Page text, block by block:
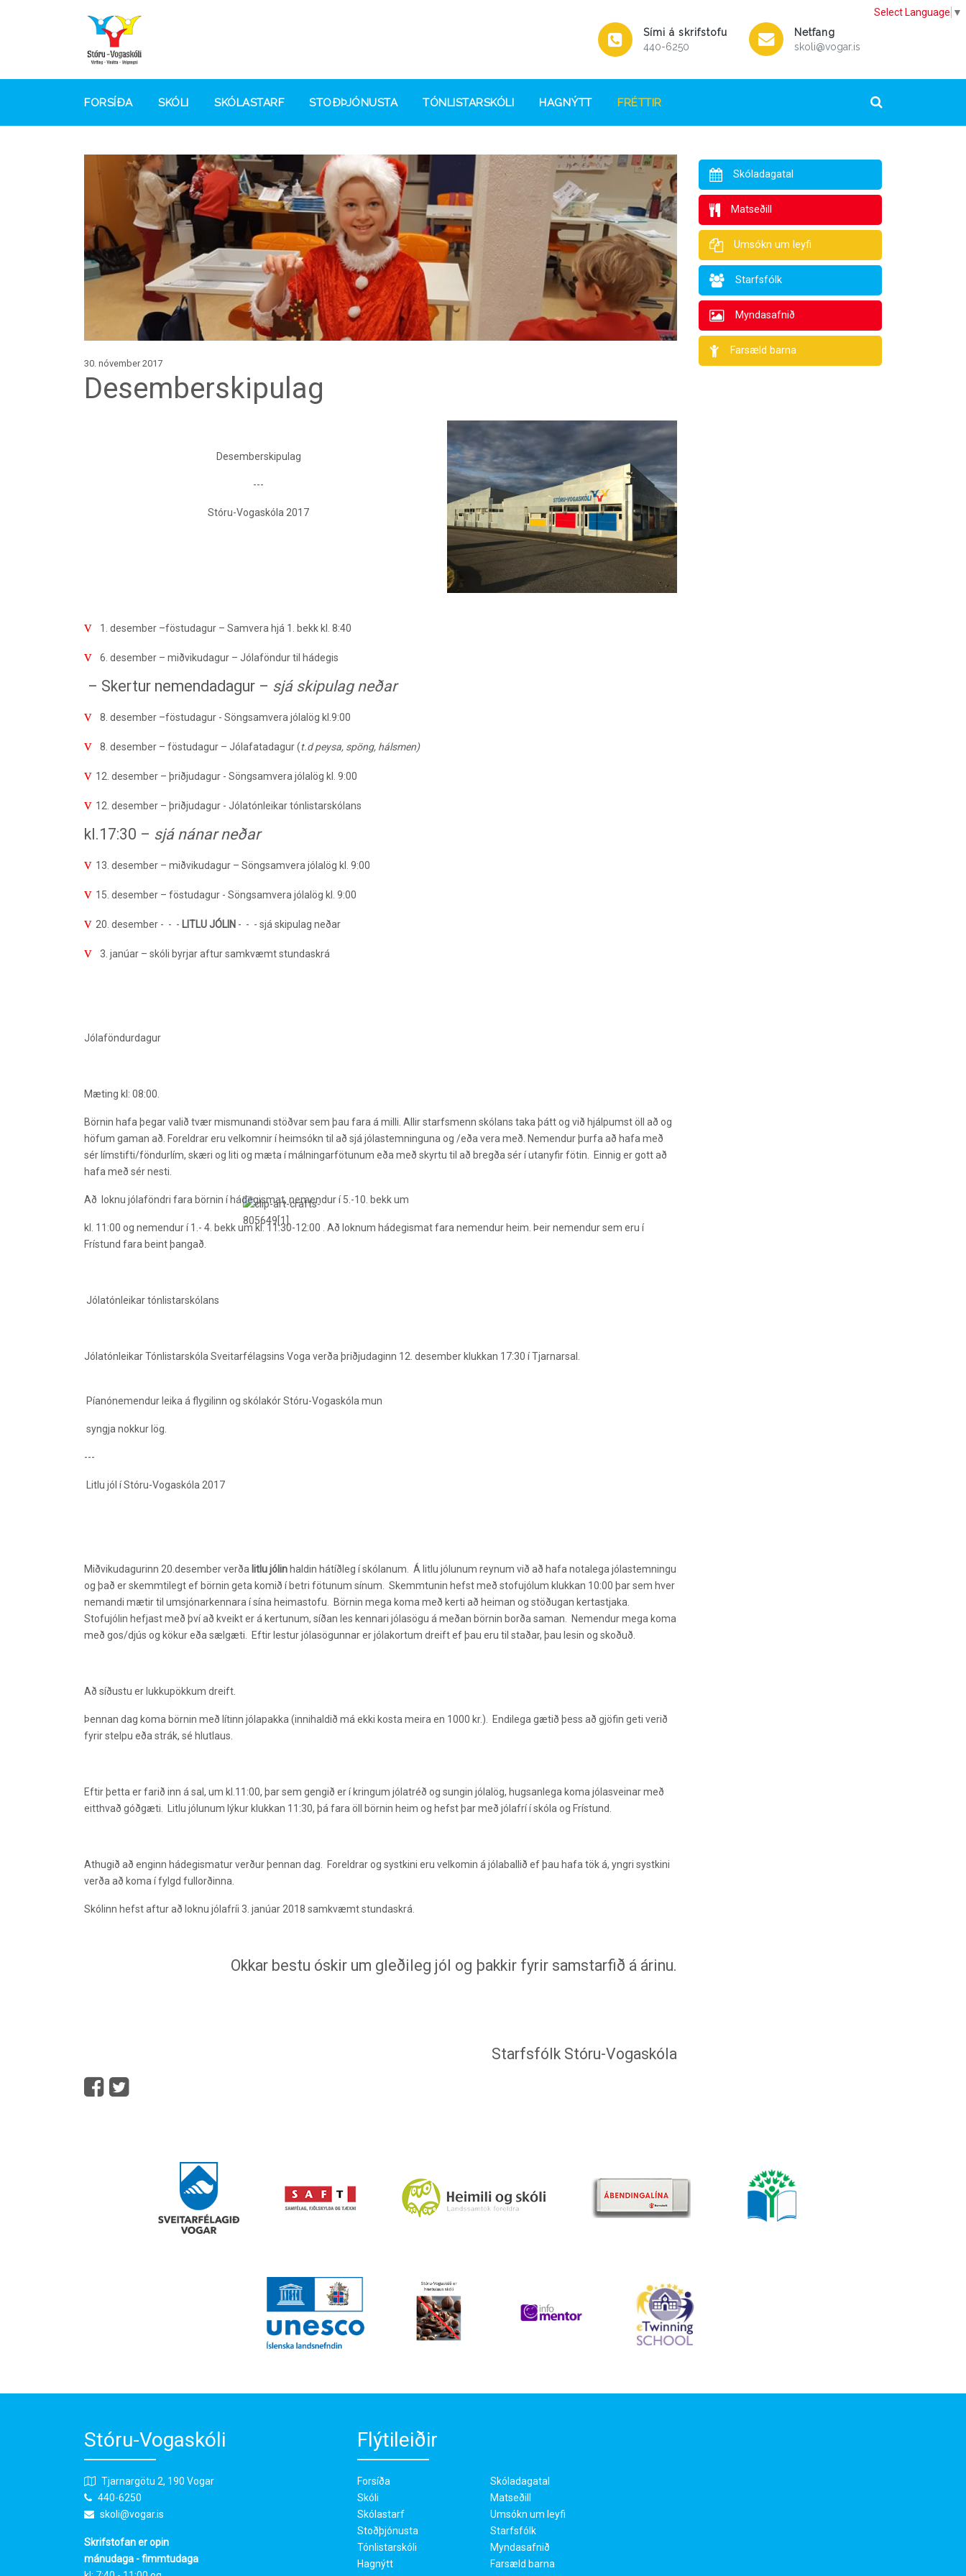
Select Language ▼
Sími á skrifstofu
440-6250
Netfang
skoli@vogar.is
FORSÍÐA SKÓLI SKÓLASTARF STOÐÞJÓNUSTA TÓNLISTARSKÓLI HAGNÝTT FRÉTTIR
30. nóvember 2017
Desemberskipulag
Desemberskipulag
---
Stóru-Vogaskóla 2017
v 1. desember –föstudagur – Samvera hjá 1. bekk kl. 8:40
v 6. desember – miðvikudagur – Jólaföndurtil hádegis
– Skertur nemendadagur – sjá skipulag neðar
v 8. desember –föstudagur - Söngsamvera jólalög kl.9:00
v 8. desember – föstudagur – Jólafatadagur (t.d peysa, spöng, hálsmen)
v 12. desember – þriðjudagur - Söngsamvera jólalög kl. 9:00
v 12. desember – þriðjudagur - Jólatónleikartónlistarskólans
kl.17:30 – sjá nánar neðar
v 13. desember – miðvikudagur – Söngsamvera jólalög kl. 9:00
v 15. desember – föstudagur - Söngsamvera jólalög kl. 9:00
v 20. desember - - - LITLU JÓLIN - - - sjá skipulag neðar
v 3. janúar – skóli byrjar aftur samkvæmt stundaskrá
Jólaföndurdagur
Mæting kl: 08:00.
Börnin hafa þegar valið tvær mismunandi stöðvar sem þau fara á milli. Allir starfsmenn skólans taka þátt og við hjálpumst öll að og
höfum gaman að. Foreldrar eru velkomnir í heimsókn til að sjá jólastemninguna og /eða vera með. Nemendur þurfa að hafa með
sér límstifti/föndurlím, skæri og liti og mæta í málningarfötunum eða með skyrtu til að bregða sér í utanyfir fötin. Einnig er gott að
hafa með sér nesti.
Að loknu jólaföndri fara börnin í hádegismat, nemendur í 5.-10. bekk um
kl. 11:00 og nemendur í 1.- 4. bekk um kl. 11:30-12:00 . Að loknum hádegismat fara nemendur heim. Þeir nemendur sem eru í
Frístund fara beint þangað.
Jólatónleikar tónlistarskólans
Jólatónleikar Tónlistarskóla Sveitarfélagsins Voga verða þriðjudaginn 12. desember klukkan 17:30 í Tjarnarsal.
Píanónemendur leika á flygilinn og skólakór Stóru-Vogaskóla mun
syngja nokkur lög.
---
Litlu jól í Stóru-Vogaskóla 2017
Miðvikudagurinn 20.desember verða litlu jólin haldin hátíðleg í skólanum. Á litlu jólunum reynum við að hafa notalega jólastemningu
og það er skemmtilegt ef börnin geta komið í betri fötunum sínum. Skemmtunin hefst með stofujólum klukkan 10:00 þar sem hver
nemandi mætir til umsjónarkennara í sína heimastofu. Börnin mega koma með kerti að heiman og stöðugan kertastjaka.
Stofujólin hefjast með því að kveikt er á kertunum, síðan les kennari jólasögu á meðan börnin borða saman. Nemendur mega koma
með gos/djús og kökur eða sælgæti. Eftir lestur jólasögunnar er jólakortum dreift ef þau eru til staðar, þau lesin og skoðuð.
Að síðustu er lukkupökkum dreift.
Þennan dag koma börnin með lítinn jólapakka (innihaldið má ekki kosta meira en 1000 kr.). Endilega gætið þess að gjöfin geti verið
fyrir stelpu eða strák, sé hlutlaus.
Eftir þetta er farið inn á sal, um kl.11:00, þar sem gengið er í kringum jólatréð og sungin jólalög, hugsanlega koma jólasveinar með
eitthvað góðgæti. Litlu jólunum lýkur klukkan 11:30, þá fara öll börnin heim og hefst þar með jólafrí í skóla og Frístund.
Athugið að enginn hádegismatur verður þennan dag. Foreldrar og systkini eru velkomin á jólaballið ef þau hafa tök á, yngri systkini
verða að koma í fylgd fullorðinna.
Skólinn hefst aftur að loknu jólafríi 3. janúar 2018 samkvæmt stundaskrá.
Okkar bestu óskir um gleðileg jól og þakkir fyrir samstarfið á árinu.
Starfsfólk Stóru-Vogaskóla
Skóladagatal
Matseðill
Umsókn um leyfi
Starfsfólk
Myndasafnið
Farsæld barna
Stóru-Vogaskóli
Tjarnargötu 2, 190 Vogar
440-6250
skoli@vogar.is
Skrifstofan er opin
mánudaga - fimmtudaga
Flýtileiðir
Forsíða
Skóli
Skólastarf
Stoðþjónusta
Tónlistarskóli
Hagnýtt
Skóladagatal
Matseðill
Umsókn um leyfi
Starfsfólk
Myndasafnið
Farsæld barna